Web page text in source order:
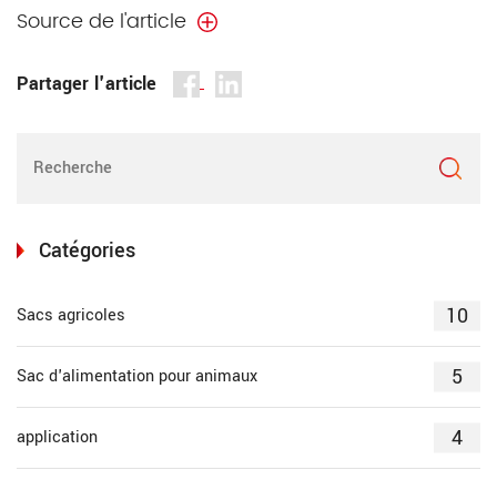
Source de l'article
Partager l'article
Catégories
Sacs agricoles 10
Sac d'alimentation pour animaux 5
application 4